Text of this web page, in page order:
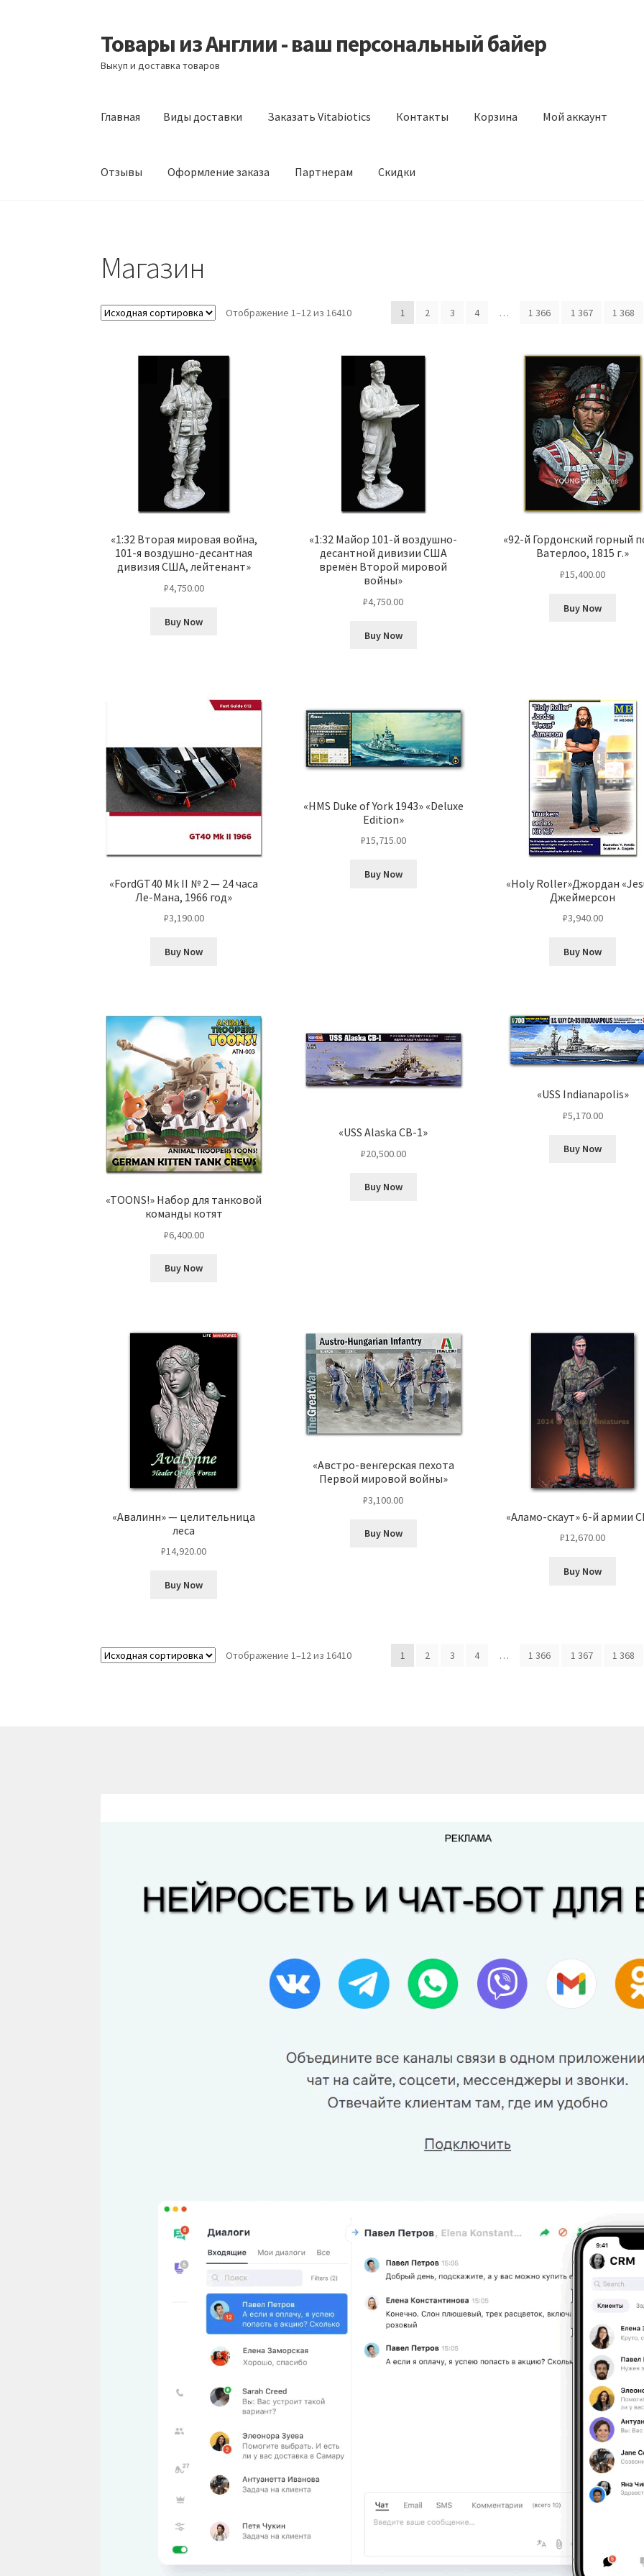
Перейти
к
навигации
Перейти
к
содержимому
Товары из Англии - ваш персональный байер
Выкуп и доставка товаров
Главная Виды доставки Заказать Vitabiotics Контакты Корзина Мой аккаунт
Отзывы Оформление заказа Партнерам Скидки
Партнерам
Магазин
Отображение 1–12 из 16410 1 2 3 4 … 1 366 1 367 1 368
«1:32 Вторая мировая война,
101-я воздушно-десантная
дивизия США, лейтенант»
₽4,750.00
Buy Now
«1:32 Майор 101-й воздушно-
десантной дивизии США
времён Второй мировой
войны»
₽4,750.00
Buy Now
«92-й Гордонский горный
Ватерлоо, 1815 г.»
₽15,400.00
Buy Now
«FordGT40 Mk II № 2 — 24 часа
Ле-Мана, 1966 год»
₽3,190.00
Buy Now
«HMS Duke of York 1943» «Deluxe
Edition»
₽15,715.00
Buy Now
«Holy Roller»Джордан
Джеймерсон
₽3,940.00
Buy Now
«TOONS!» Набор для танковой
команды котят
₽6,400.00
Buy Now
«USS Alaska CB-1»
₽20,500.00
Buy Now
«USS Indianapolis»
₽5,170.00
Buy Now
«Авалинн» — целительница
леса
₽14,920.00
Buy Now
«Австро-венгерская пехота
Первой мировой войны»
₽3,100.00
Buy Now
«Аламо-скаут» 6-й армии
₽12,670.00
Buy Now
Отображение 1–12 из 16410 1 2 3 4 … 1 366 1 367 1 368